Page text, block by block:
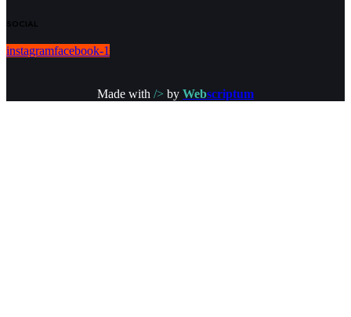
SOCIAL
instagramfacebook-1
Made with /> by Webscriptum